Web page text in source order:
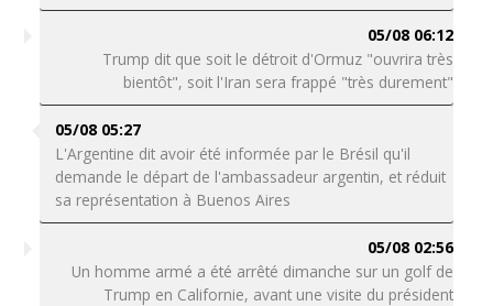
05/08 06:12
Trump dit que soit le détroit d'Ormuz "ouvrira très
bientôt", soit l'Iran sera frappé "très durement"
05/08 05:27
L'Argentine dit avoir été informée par le Brésil qu'il
demande le départ de l'ambassadeur argentin, et réduit
sa représentation à Buenos Aires
05/08 02:56
Un homme armé a été arrêté dimanche sur un golf de
Trump en Californie, avant une visite du président